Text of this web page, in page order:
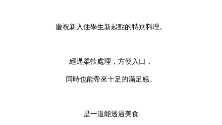
慶祝新入住學生新起點的特別料理。
經過柔軟處理，方便入口，
同時也能帶來十足的滿足感。
是一道能透過美食